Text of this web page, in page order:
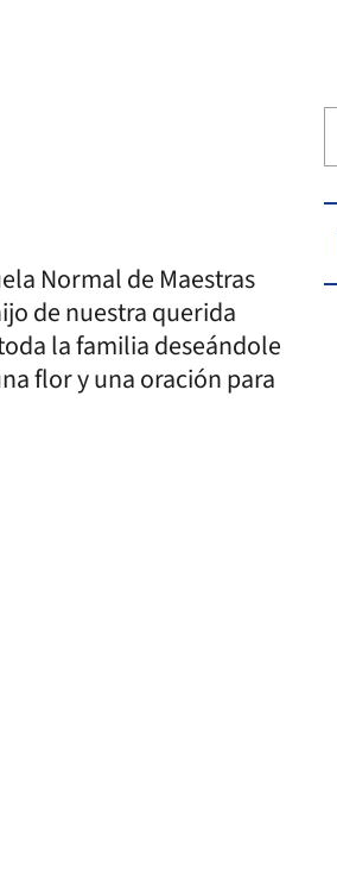
Normal de Maestras
de nuestra querida
la familia deseándole
flor y una oración para